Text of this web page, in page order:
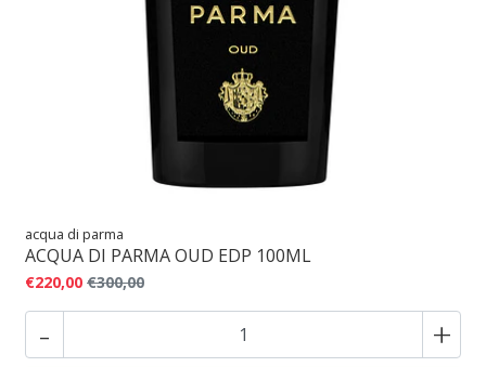
acqua di parma
ACQUA DI PARMA OUD EDP 100ML
€220,00 €300,00
- +